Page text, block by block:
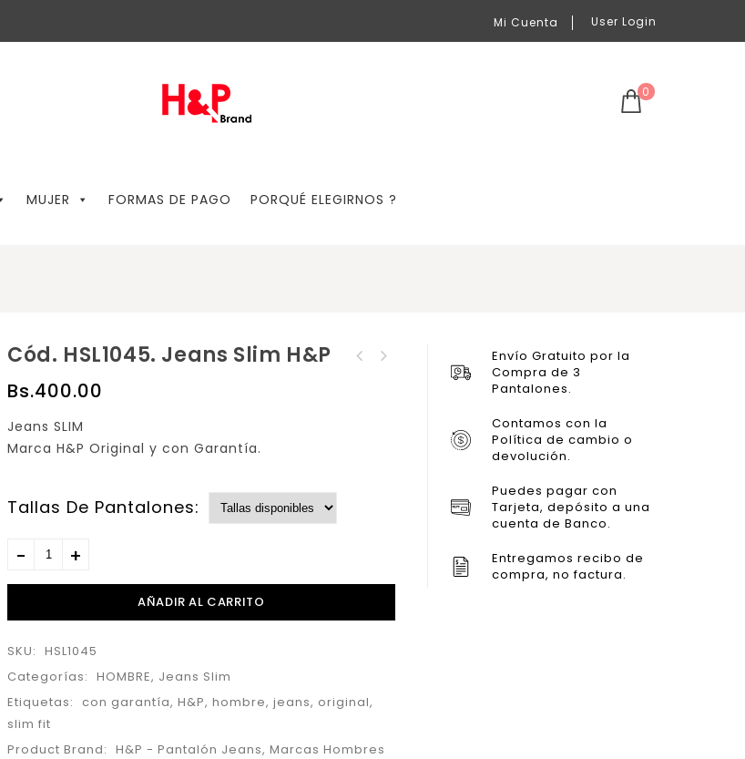
Mi Cuenta User Login
0
MUJER FORMAS DE PAGO PORQUÉ ELEGIRNOS ?
Cód. HSL1045. Jeans Slim H&P
Bs.400.00
Jeans SLIM
Marca H&P Original y con Garantía.
Tallas De Pantalones:
AÑADIR AL CARRITO
SKU: HSL1045
Categorías: HOMBRE, Jeans Slim
Etiquetas:
con garantía, H&P, hombre, jeans, original,
slim fit
Product Brand: H&P - Pantalón Jeans, Marcas Hombres
Envío Gratuito por la
Compra de 3
Pantalones.
Contamos con la
Política de cambio o
devolución.
Puedes pagar con
Tarjeta, depósito a una
cuenta de Banco.
Entregamos recibo de
compra, no factura.